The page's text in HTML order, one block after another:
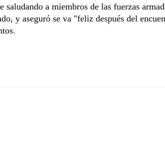
saludando a miembros de las fuerzas
y aseguró se va "feliz después del